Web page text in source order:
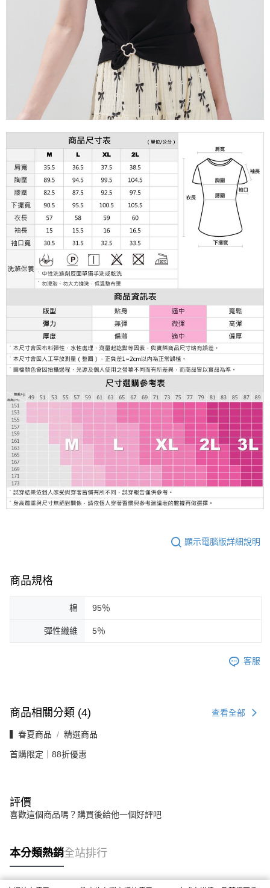
顯示電腦版詳細說明
商品規格
棉 95％
彈性纖維 5％
客服
商品相關分類 (4) 查看全部
▍春夏商品 精選商品
首購限定｜88折優惠
評價
喜歡這個商品嗎？購買後給他一個好評吧
本分類熱銷全站排行